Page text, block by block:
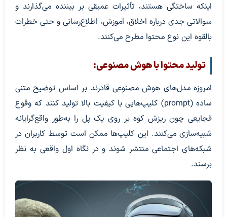
اینکه ساختگی هستند، تأثیرات عمیقی بر بیننده می‌گذارند و
سوالاتی جدی درباره اخلاق، آموزش، اطلاع‌رسانی و حتی خطرات
بالقوه این نوع محتوا مطرح می‌کنند.
تولید محتوا با هوش مصنوعی:
امروزه مدل‌های هوش مصنوعی قادرند بر اساس توضیح متنی
ساده (prompt) کلیپ‌هایی با کیفیت بالا تولید کنند که وقوع
فجایعی چون ریزش کوه بر روی یک پل را به‌طور واقع‌گرایانه
شبیه‌سازی می‌کنند. این کلیپ‌ها ممکن است توسط کاربران در
شبکه‌های اجتماعی منتشر شوند و در نگاه اول واقعی به نظر
برسند.